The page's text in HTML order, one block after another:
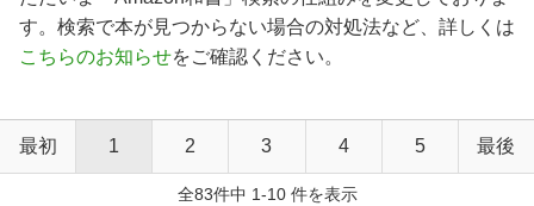
す。検索で本が見つからない場合の対処法など、詳しくは
こちらのお知らせをご確認ください。
最初 1 2 3 4 5 最後
全83件中 1-10 件を表示